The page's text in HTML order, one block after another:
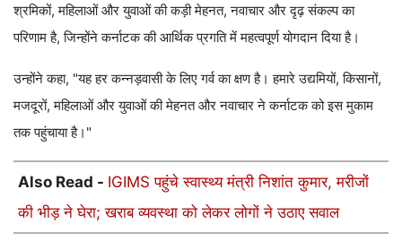
श्रमिकों, महिलाओं और युवाओं की कड़ी मेहनत, नवाचार और दृढ़ संकल्प का
परिणाम है, जिन्होंने कर्नाटक की आर्थिक प्रगति में महत्वपूर्ण योगदान दिया है।
उन्होंने कहा, "यह हर कन्नड़वासी के लिए गर्व का क्षण है। हमारे उद्यमियों, किसानों,
मजदूरों, महिलाओं और युवाओं की मेहनत और नवाचार ने कर्नाटक को इस मुकाम
तक पहुंचाया है।"
Also Read - IGIMS पहुंचे स्वास्थ्य मंत्री निशांत कुमार, मरीजों
की भीड़ ने घेरा; खराब व्यवस्था को लेकर लोगों ने उठाए सवाल